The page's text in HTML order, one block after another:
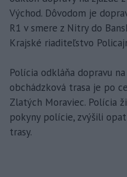
Východ. Dôvodom je
R1 v smere z Nitry do
Krajské riaditeľstvo
Polícia odkláňa dopravu
obchádzková trasa je po
Zlatých Moraviec. Polícia
pokyny polície, zvýšili
trasy.